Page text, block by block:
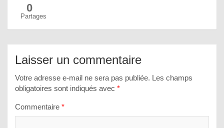
0
Partages
Laisser un commentaire
Votre adresse e-mail ne sera pas publiée. Les champs
obligatoires sont indiqués avec *
Commentaire *